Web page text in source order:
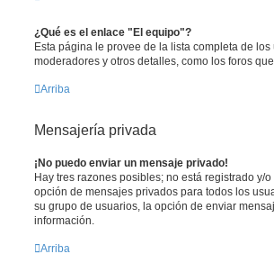
¿Qué es el enlace "El equipo"?
Esta página le provee de la lista completa de
moderadores y otros detalles, como los foros
Arriba
Mensajería privada
¡No puedo enviar un mensaje privado!
Hay tres razones posibles; no está registrado
opción de mensajes privados para todos los
su grupo de usuarios, la opción de enviar
información.
Arriba